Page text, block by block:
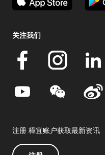
关注我们
注册 樟宜账户获取最新资讯